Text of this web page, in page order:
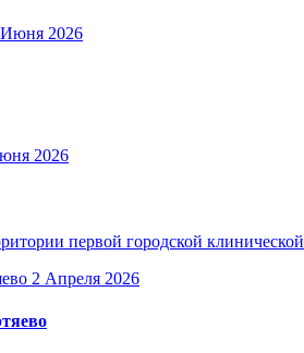
2026
2026
первой городской
2 Апреля 2026